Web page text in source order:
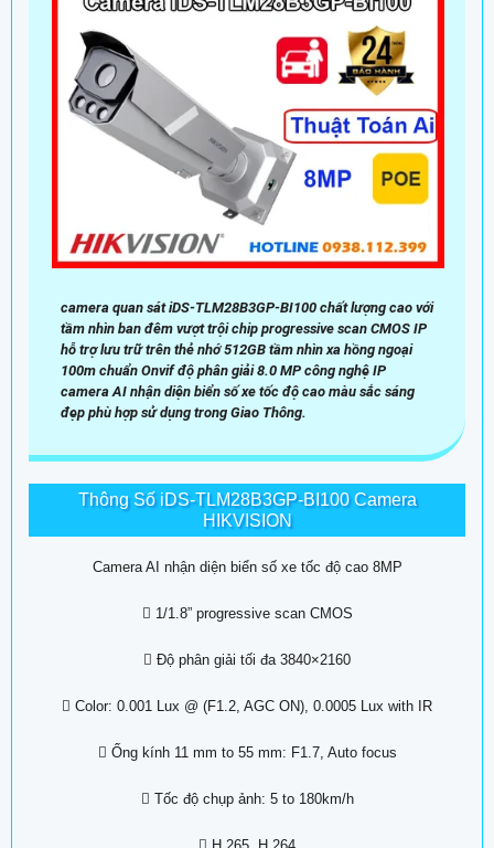
camera quan sát iDS-TLM28B3GP-BI100 chất lượng cao với
tầm nhìn ban đêm vượt trội chip progressive scan CMOS IP
hỗ trợ lưu trữ trên thẻ nhớ 512GB tầm nhìn xa hồng ngoại
100m chuẩn Onvif độ phân giải 8.0 MP công nghệ IP
camera AI nhận diện biển số xe tốc độ cao màu sắc sáng
đẹp phù hợp sử dụng trong Giao Thông.
Thông Số iDS-TLM28B3GP-BI100 Camera
HIKVISION
Camera AI nhận diện biển số xe tốc độ cao 8MP
 1/1.8” progressive scan CMOS
 Độ phân giải tối đa 3840×2160
 Color: 0.001 Lux @ (F1.2, AGC ON), 0.0005 Lux with IR
 Ống kính 11 mm to 55 mm: F1.7, Auto focus
 Tốc độ chụp ảnh: 5 to 180km/h